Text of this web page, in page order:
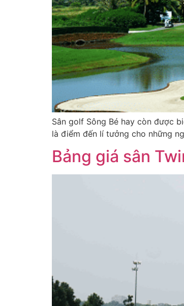
Sân golf Sông Bé hay còn được
là điểm đến lí tưởng cho những
Bảng giá sân